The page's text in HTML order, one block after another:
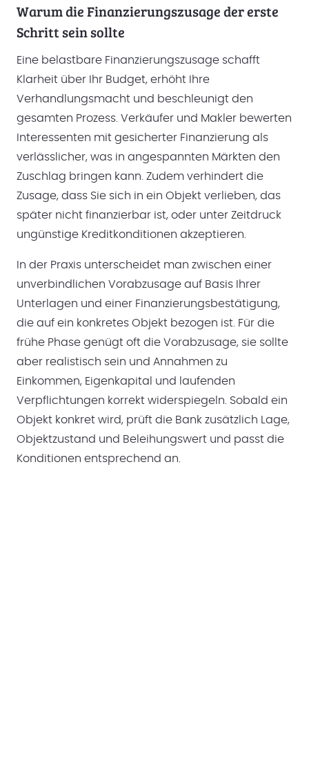
Warum die Finanzierungszusage der erste
Schritt sein sollte
Eine belastbare Finanzierungszusage schafft
Klarheit über Ihr Budget, erhöht Ihre
Verhandlungsmacht und beschleunigt den
gesamten Prozess. Verkäufer und Makler bewerten
Interessenten mit gesicherter Finanzierung als
verlässlicher, was in angespannten Märkten den
Zuschlag bringen kann. Zudem verhindert die
Zusage, dass Sie sich in ein Objekt verlieben, das
später nicht finanzierbar ist, oder unter Zeitdruck
ungünstige Kreditkonditionen akzeptieren.
In der Praxis unterscheidet man zwischen einer
unverbindlichen Vorabzusage auf Basis Ihrer
Unterlagen und einer Finanzierungsbestätigung,
die auf ein konkretes Objekt bezogen ist. Für die
frühe Phase genügt oft die Vorabzusage, sie sollte
aber realistisch sein und Annahmen zu
Einkommen, Eigenkapital und laufenden
Verpflichtungen korrekt widerspiegeln. Sobald ein
Objekt konkret wird, prüft die Bank zusätzlich Lage,
Objektzustand und Beleihungswert und passt die
Konditionen entsprechend an.